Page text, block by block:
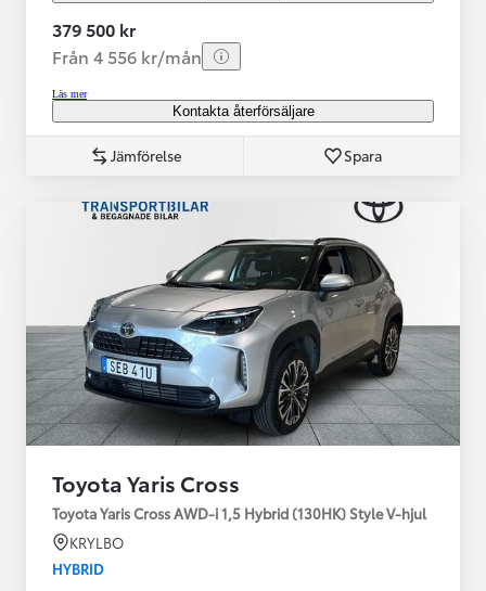
379 500 kr
Från 4 556 kr/mån
Läs mer
Kontakta återförsäljare
Jämförelse Spara
Toyota Yaris Cross
Toyota Yaris Cross AWD-i 1,5 Hybrid (130HK) Style V-hjul
KRYLBO
HYBRID